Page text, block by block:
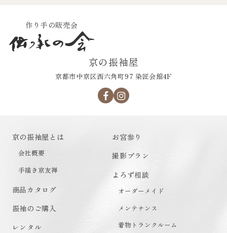
作り手の販売会
京の振袖屋
京都市中京区西六角町97 染匠会館4F
京の振袖屋とは
会社概要
手描き京友禅
商品カタログ
振袖のご購入
レンタル
お宮参り
撮影プラン
よろず相談
オーダーメイド
メンテナンス
着物トランクルーム